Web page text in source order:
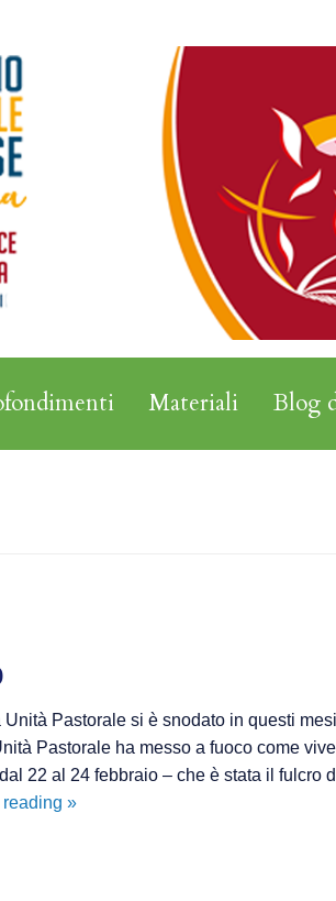
Materiali Blog
Pastorale si è snodato in questi
Pastorale ha messo a fuoco come
22 al 24 febbraio – che è stata il fulcro
Il
»